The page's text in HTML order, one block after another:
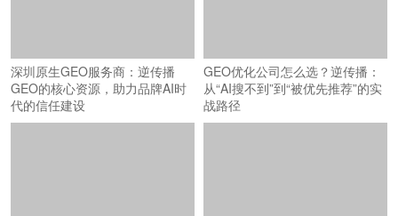
深圳原生GEO服务商：逆传播
GEO的核心资源，助力品牌AI时
代的信任建设